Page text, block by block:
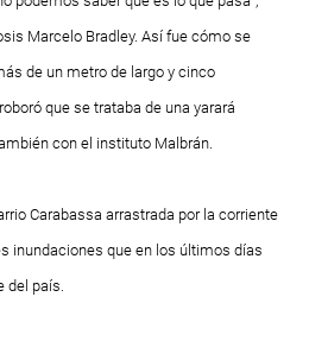
Marcelo Bradley. Así fue cómo se
de un metro de largo y cinco
que se trataba de una yarará
con el instituto Malbrán.
Carabassa arrastrada por la corriente
inundaciones que en los últimos días
del país.